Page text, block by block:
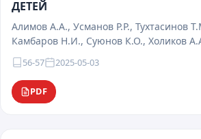
ДЕТЕЙ
Алимов А.А., Усманов Р.Р., Тухтасинов
Камбаров Н.И., Суюнов К.О., Холиков
56-57 2025-05-03
PDF